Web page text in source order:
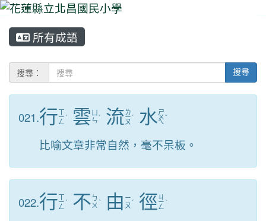
所有成語
搜尋： 搜尋
021.行ㄒ
ㄧ
ㄥ
ˊ 雲ㄣ ˊ 流ㄌ
ㄧ
ㄡ
ˊ 水ㄕ
ㄨ
ㄟ
ˇ
比喻文章非常自然，毫不呆板。
022.行ㄒ
ㄧ
ㄥ
ˊ 不 ㄅ
ㄨ ˋ 由 ㄧ
ㄡ ˊ 徑 ㄐ
ㄧ
ㄥ
ˋ